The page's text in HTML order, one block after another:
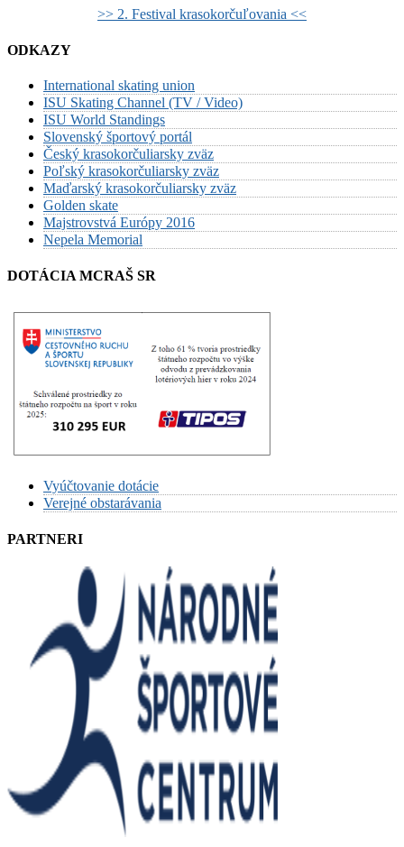
>> 2. Festival krasokorčuľovania <<
ODKAZY
International skating union
ISU Skating Channel (TV / Video)
ISU World Standings
Slovenský športový portál
Český krasokorčuliarsky zväz
Poľský krasokorčuliarsky zväz
Maďarský krasokorčuliarsky zväz
Golden skate
Majstrovstvá Európy 2016
Nepela Memorial
DOTÁCIA MCRAŠ SR
Vyúčtovanie dotácie
Verejné obstarávania
PARTNERI